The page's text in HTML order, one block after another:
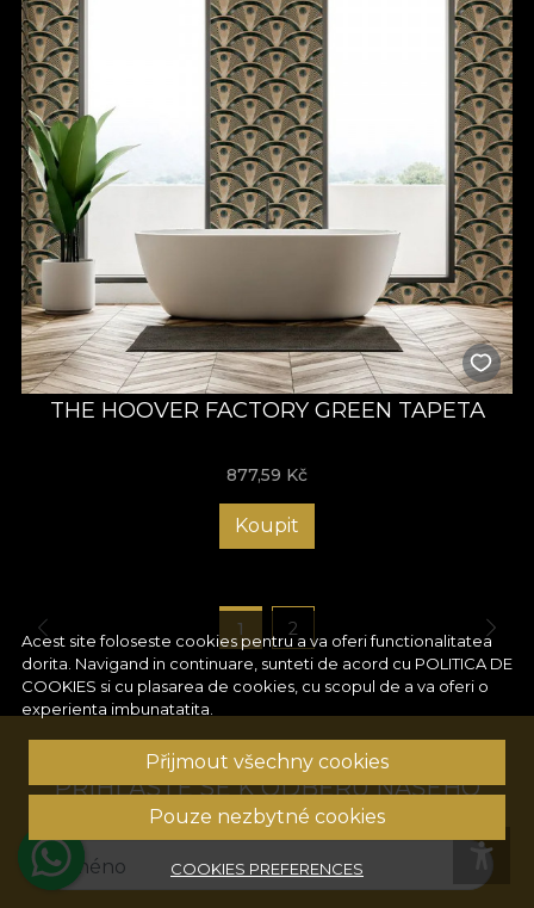
THE HOOVER FACTORY GREEN TAPETA
877,59 Kč
Koupit
1 2
Acest site foloseste cookies pentru a va oferi functionalitatea
dorita. Navigand in continuare, sunteti de acord cu POLITICA DE
COOKIES si cu plasarea de cookies, cu scopul de a va oferi o
experienta imbunatatita.
Přijmout všechny cookies
Pouze nezbytné cookies
COOKIES PREFERENCES
PŘIHLASTE SE K ODBĚRU NAŠEHO
NEWSLETTERU!
Jméno